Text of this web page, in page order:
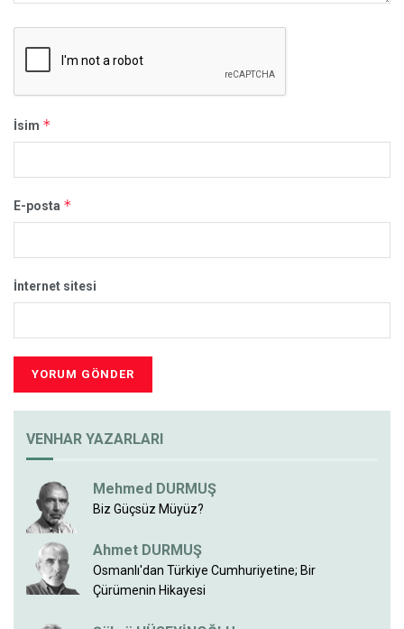
İsim *
E-posta *
İnternet sitesi
VENHAR YAZARLARI
Mehmed DURMUŞ
Biz Güçsüz Müyüz?
Ahmet DURMUŞ
Osmanlı'dan Türkiye Cumhuriyetine; Bir
Çürümenin Hikayesi